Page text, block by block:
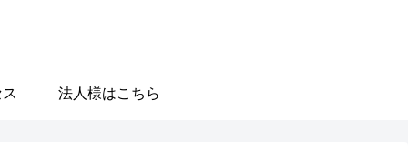
法人様はこちら